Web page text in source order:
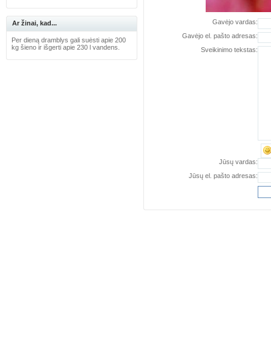
Ar žinai, kad...
Per dieną dramblys gali suėsti apie 200
kg šieno ir išgerti apie 230 l vandens.
Gavėjo vardas:
Gavėjo el. pašto adresas:
Sveikinimo tekstas:
Jūsų vardas:
Jūsų el. pašto adresas: